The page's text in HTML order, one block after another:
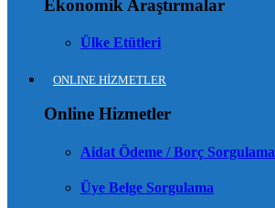
Ekonomik Araştırmalar
Ülke Etütleri
ONLINE HİZMETLER
Online Hizmetler
Aidat Ödeme / Borç Sorgulama
Üye Belge Sorgulama